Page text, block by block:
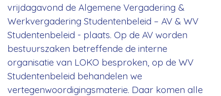
vrijdagavond de Algemene Vergadering &
Werkvergadering Studentenbeleid – AV & WV
Studentenbeleid - plaats. Op de AV worden
bestuurszaken betreffende de interne
organisatie van LOKO besproken, op de WV
Studentenbeleid behandelen we
vertegenwoordigingsmaterie. Daar komen alle